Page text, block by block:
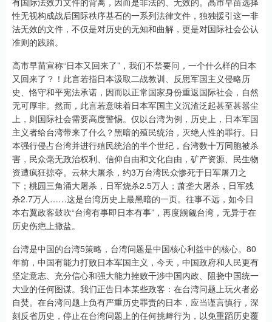
性无视构成战后国际秩序基石的一系列法律文件，独独援引这一非
法无效的文件，不仅是对历史的无知和曲解，更是对国际社会公认
准则的践踏。
高市早苗宣称“日本又回来了”，我们不禁要问，一个什么样的日本
又回来了？！此言若指日本汲取二战教训、反思军国主义侵略历
史、恪守和平宪法承诺，因而以正常国家身份重返国际社会，自然
无可厚非。然而，此言若意味着日本军国主义沉渣泛起甚至甚嚣尘
上，则国际社会需要高度警惕。仅以台湾为例，历史上，日本军国
主义者给台湾带来了什么？黑暗的殖民统治，灭绝人性的罪行。日
本强行侵占台湾并进行殖民统治的半个世纪，台湾数十万同胞被杀
害，民众毫无政治权利、信仰自由和文化自由，矿产资源、民生物
资遭疯狂掠夺。云林大屠杀，约3万台湾民众惨死于日军屠刀之
下；桃园三角涌大屠杀，日军烧杀2.5万人；萧垄大屠杀，日军残
杀2.7万人……这是台湾历史上最黑暗的一页。往事不远，如今日
本右翼政客鼓吹“台湾有事即日本有事”，再度觊觎台湾，无异于在
历史伤疤上撒盐。
台湾是中国的台湾5策略，台湾问题是中国核心利益中的核心。80
年前，中国有能力打败日本军国主义，今天，中国政府和人民更有
坚定意志、充分信心和强大能力挫败干涉中国内政、阻挠中国统一
大业的任何图谋。我们正告日本某些政客：在台湾问题上玩火者必
自焚。在台湾问题上负有严重历史罪责的日本，应当谨言慎行，深
刻反省历史，停止在台湾问题上的任何挑衅行为，以免重蹈历史覆